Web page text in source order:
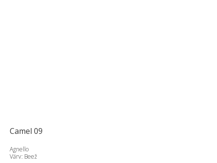
Camel 09
Agnello
Värv: Beež